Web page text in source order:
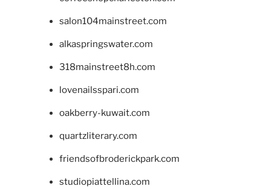
salon104mainstreet.com
alkaspringswater.com
318mainstreet8h.com
lovenailsspari.com
oakberry-kuwait.com
quartzliterary.com
friendsofbroderickpark.com
studiopiattellina.com